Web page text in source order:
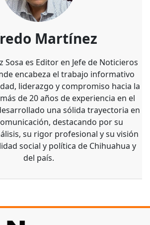
Martínez
es Editor en Jefe de Noticieros
encabeza el trabajo informativo
liderazgo y compromiso hacia la
de 20 años de experiencia en el
una sólida trayectoria en
destacando por su
su rigor profesional y su visión
social y política de Chihuahua y
del país.